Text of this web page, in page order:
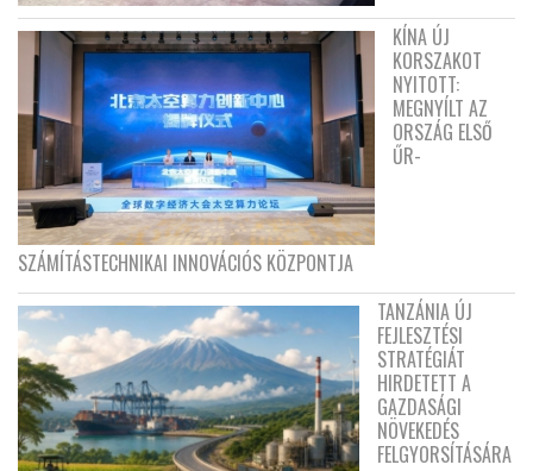
KÍNA ÚJ
KORSZAKOT
NYITOTT:
MEGNYÍLT AZ
ORSZÁG ELSŐ
ŰR-
SZÁMÍTÁSTECHNIKAI INNOVÁCIÓS KÖZPONTJA
TANZÁNIA ÚJ
FEJLESZTÉSI
STRATÉGIÁT
HIRDETETT A
GAZDASÁGI
NÖVEKEDÉS
FELGYORSÍTÁSÁRA